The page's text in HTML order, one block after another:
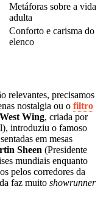
Metáforas sobre a vida
adulta
Conforto e carisma do
elenco
relevantes, precisamos
nostalgia ou o filtro
Wing, criada por
introduziu o famoso
em mesas
Sheen (Presidente
mundiais enquanto
pelos corredores da
faz muito showrunner